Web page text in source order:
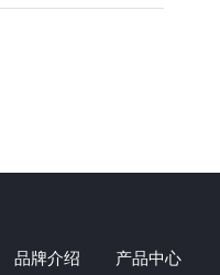
品牌介绍 产品中心